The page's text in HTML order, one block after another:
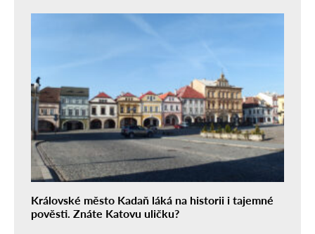
Královské město Kadaň láká na historii i tajemné
pověsti. Znáte Katovu uličku?